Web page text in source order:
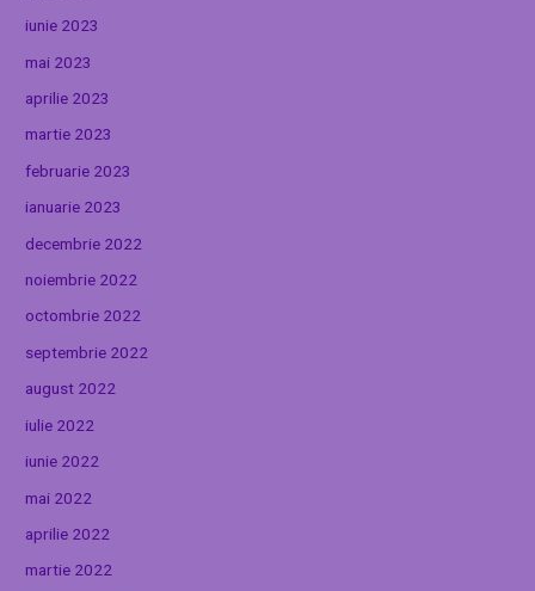
iunie 2023
mai 2023
aprilie 2023
martie 2023
februarie 2023
ianuarie 2023
decembrie 2022
noiembrie 2022
octombrie 2022
septembrie 2022
august 2022
iulie 2022
iunie 2022
mai 2022
aprilie 2022
martie 2022